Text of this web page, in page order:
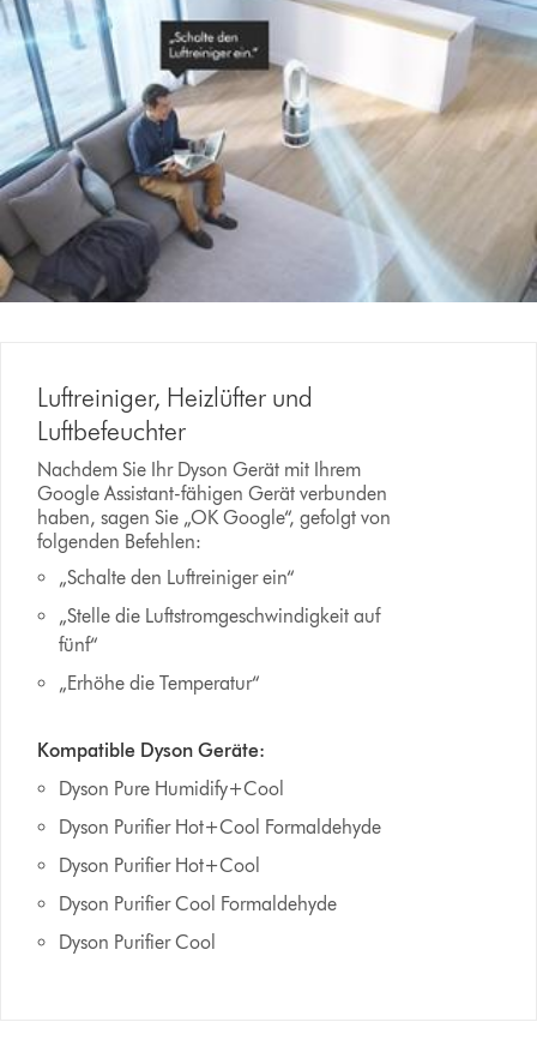
Luftreiniger, Heizlüfter und
Luftbefeuchter
Nachdem Sie Ihr Dyson Gerät mit Ihrem
Google Assistant-fähigen Gerät verbunden
haben, sagen Sie „OK Google“, gefolgt von
folgenden Befehlen:
„Schalte den Luftreiniger ein“
„Stelle die Luftstromgeschwindigkeit auf
fünf“
„Erhöhe die Temperatur“
Kompatible Dyson Geräte:
Dyson Pure Humidify+Cool
Dyson Purifier Hot+Cool Formaldehyde
Dyson Purifier Hot+Cool
Dyson Purifier Cool Formaldehyde
Dyson Purifier Cool